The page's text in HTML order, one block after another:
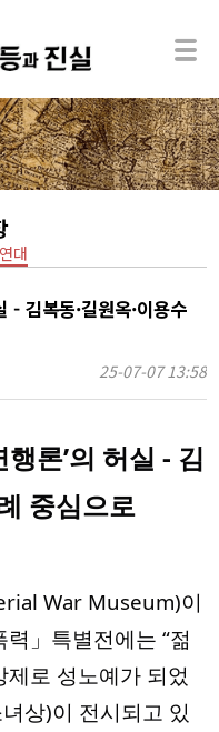
대
- 김복동·길원옥·이용수
25-07-07 13:58
론’의 허실 - 김
중심으로
War Museum)이
」특별전에는 “젊
로 성노예가 되었
녀상)이 전시되고 있